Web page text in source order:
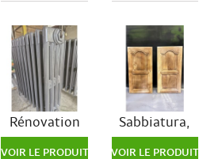
Rénovation
de
radiateurs
VOIR LE PRODUIT
Sabbiatura,
restauro di
mobili e
VOIR LE PRODUIT